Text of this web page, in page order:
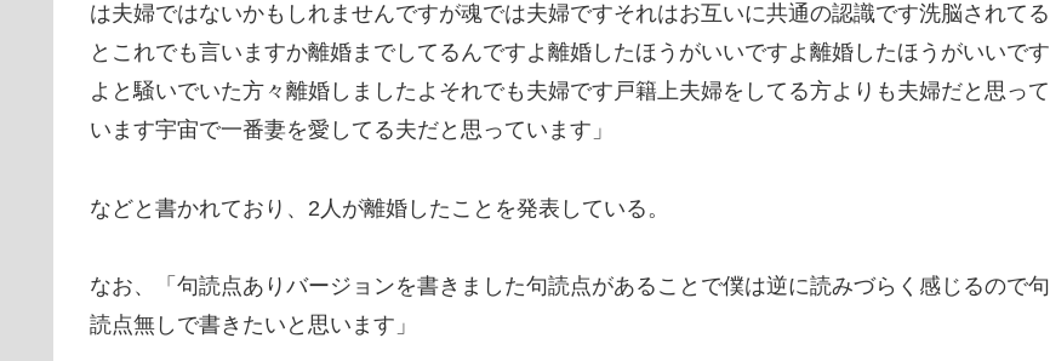
は夫婦ではないかもしれませんですが魂では夫婦ですそれはお互いに共通の認識です洗脳されてる
とこれでも言いますか離婚までしてるんですよ離婚したほうがいいですよ離婚したほうがいいです
よと騒いでいた方々離婚しましたよそれでも夫婦です戸籍上夫婦をしてる方よりも夫婦だと思って
います宇宙で一番妻を愛してる夫だと思っています」
などと書かれており、2人が離婚したことを発表している。
なお、「句読点ありバージョンを書きました句読点があることで僕は逆に読みづらく感じるので句
読点無しで書きたいと思います」